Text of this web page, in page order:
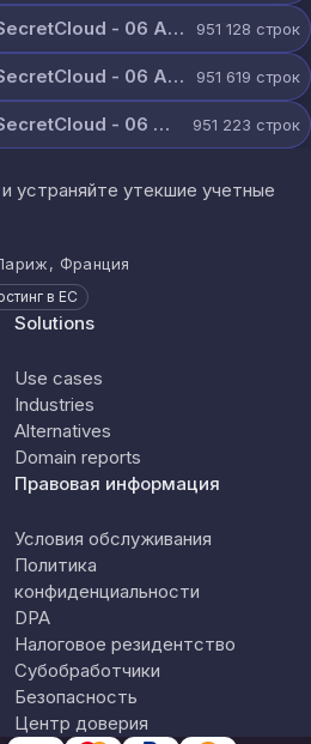
@KURZL0GS_UP - ULP SecretCloud - 06 August 2026 (8).txt 951 128 строк
@KURZL0GS_UP - ULP SecretCloud - 06 August 2026 (7).txt 951 619 строк
@KURZL0GS_UP - ULP SecretCloud - 06 August 2026 (6).txt 951 223 строк
устраняйте утекшие учетные
Франция
в ЕС
Solutions
Use cases
Industries
Alternatives
Domain reports
Правовая информация
Условия обслуживания
Политика
конфиденциальности
DPA
Налоговое резидентство
Субобработчики
Безопасность
Центр доверия